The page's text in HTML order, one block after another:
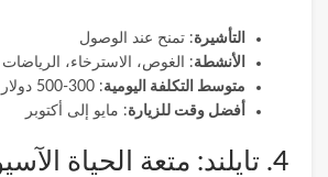
التأشيرة: تمنح عند الوصول
الأنشطة: الغوص، الاسترخاء، الرياضات
متوسط التكلفة اليومية: 300-500 دولار
أفضل وقت للزيارة: مايو إلى أكتوبر
4. تايلند: متعة الحياة الآسيوية